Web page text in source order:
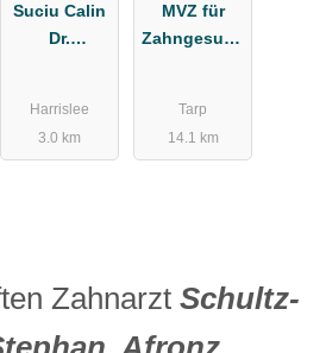
Suciu Calin
Dr.
Harrislee
3.0 km
MVZ für
Zahngesund
Tarp
14.1 km
Zahnarzt Schultz-